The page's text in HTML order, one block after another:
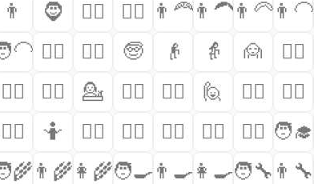
👨 🧔 🧔‍♂️ 🧔‍♀️ 👨‍🦰👨‍🦱👨‍🦳👨‍🦲
👱‍♀️ 👱‍♂️ 🧓 👴 👵 🙍 🙍‍♂️
🙆‍♂️ 🙆‍♀️ 💁 💁‍♂️ 💁‍♀️ 🙋 🙋‍♂️ 🙋‍♀️
🤦‍♀️ 🤷 🤷‍♂️ 🤷‍♀️ 🧑‍⚕️ 👨‍⚕️ 👩‍⚕️ 🧑‍🎓
👨‍🌾 👩‍🌾🧑‍🍳 👨‍🍳 👩‍🍳🧑‍🔧 👨‍🔧